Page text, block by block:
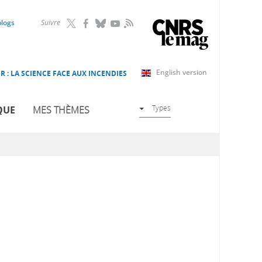
Suivre RSS
English version
: LA SCIENCE FACE AUX INCENDIES
MES THÈMES Types